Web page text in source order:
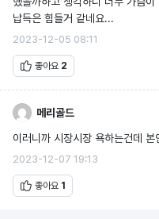
납득은 힘들거 같네요...
2023-12-05 08:11
좋아요 2
메리골드
이러니까 시장시장 욕하는건데
2023-12-07 19:13
좋아요 1